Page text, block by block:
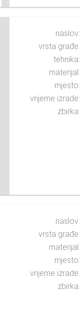
naslov:
vrsta građe:
tehnika:
materijal:
mjesto:
vrijeme izrade:
zbirka:
naslov:
vrsta građe:
materijal:
mjesto:
vrijeme izrade:
zbirka: